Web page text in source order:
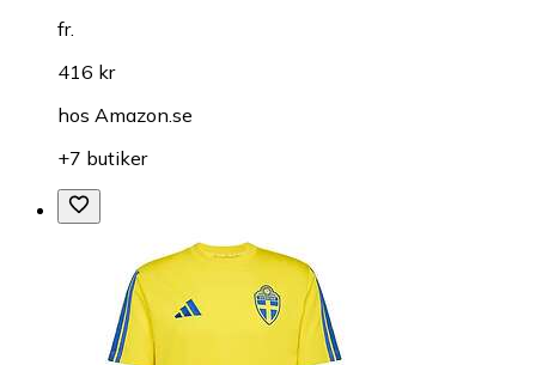
fr.
416 kr
hos Amazon.se
+7 butiker